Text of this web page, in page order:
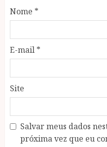
Nome *
E-mail *
Site
Salvar meus dados
próxima vez que eu